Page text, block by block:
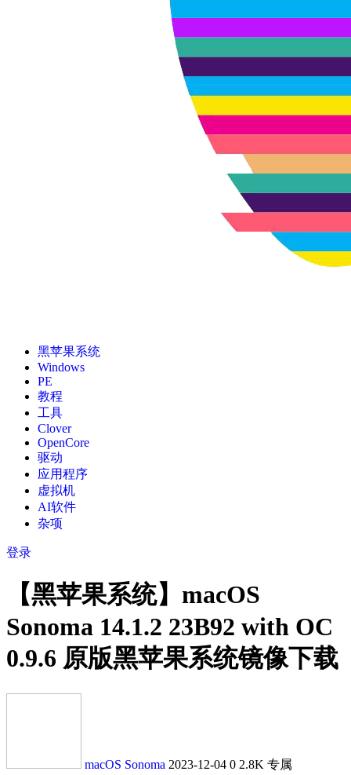
黑苹果系统
Windows
PE
教程
工具
Clover
OpenCore
驱动
应用程序
虚拟机
AI软件
杂项
登录
【黑苹果系统】macOS
Sonoma 14.1.2 23B92 with OC
0.9.6 原版黑苹果系统镜像下载
macOS Sonoma 2023-12-04 0 2.8K 专属